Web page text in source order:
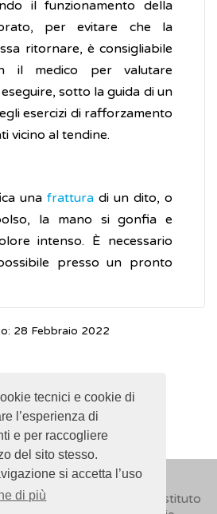
tecnici e cookie di
l’esperienza di
e per raccogliere
del sito stesso.
si accetta l’uso
di più
il funzionamento della
per evitare che la
ritornare, è consigliabile
il medico per valutare
sotto la guida di un
esercizi di rafforzamento
vicino al tendine.
una frattura di un dito, o
la mano si gonfia e
intenso. È necessario
presso un pronto
28 Febbraio 2022
Votes)
sviluppato e gestito dall’Istituto